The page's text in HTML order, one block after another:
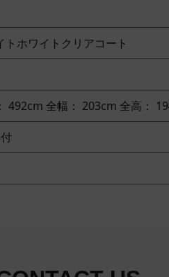
トホワイトクリアコート
492cm 全幅： 203cm 全高：